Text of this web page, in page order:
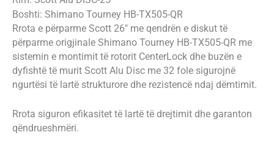
Boshti: Shimano Tourney HB-TX505-QR
Rrota e përparme Scott 26″ me qendrën e diskut të
përparme origjinale Shimano Tourney HB-TX505-QR me
sistemin e montimit të rotorit CenterLock dhe buzën e
dyfishtë të murit Scott Alu Disc me 32 fole sigurojnë
ngurtësi të lartë strukturore dhe rezistencë ndaj dëmtimit.
Rrota siguron efikasitet të lartë të drejtimit dhe garanton
qëndrueshmëri.